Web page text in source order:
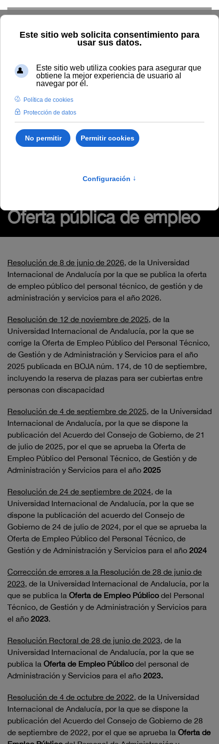
TIC G. Económica RRHH Audiovisuales Comunicación
Control Interno
Oferta pública de empleo
Resolución de 8 de junio de 2026, de la Universidad
Internacional de Andalucía por la que se publica la oferta
de empleo público del personal técnico, de gestión y de
administración y servicios para el año 2026.
Resolución de 12 de noviembre de 2025, de la
Universidad Internacional de Andalucía, por la que se
corrige la Oferta de Empleo Público del Personal Técnico,
de Gestión y de Administración y Servicios para el año
2025 publicada en BOJA núm. 174, de 10 de septiembre,
incluyendo la reserva de plazas para ser cubiertas entre
personas con discapacidad
Resolución de 4 de septiembre de 2025, de la Universidad
Internacional de Andalucía, por la que se dispone la
publicación del Acuerdo del Consejo de Gobierno, de 21
de julio de 2025, por el que se aprueba la Oferta de
Empleo Público del Personal Técnico, de Gestión y de
Administración y Servicios para el año 2025
Resolución de 24 de septiembre de 2024, de la
Universidad Internacional de Andalucía, por la que se
dispone la publicación del acuerdo del Consejo de
Gobierno de 24 de julio de 2024, por el que se aprueba la
Oferta de Empleo Público del Personal Técnico, de
Gestión y de Administración y Servicios para el año 2024
Corrección de errores a la Resolución de 28 de junio de
2023, de la Universidad Internacional de Andalucía, por la
que se publica la Oferta de Empleo Públicodel Personal
Técnico, de Gestión y de Administración y Servicios para
el año 2023.
Resolución Rectoral de 28 de junio de 2023, de la
Universidad Internacional de Andalucía, por la que se
publica la Oferta de Empleo Públicodel personal de
Administración y Servicios para el año 2023.
Resolución de 4 de octubre de 2022, de la Universidad
Internacional de Andalucía, por la que se dispone la
publicación del Acuerdo del Consejo de Gobierno de 28
de septiembre de 2022, por el que se aprueba la Oferta de